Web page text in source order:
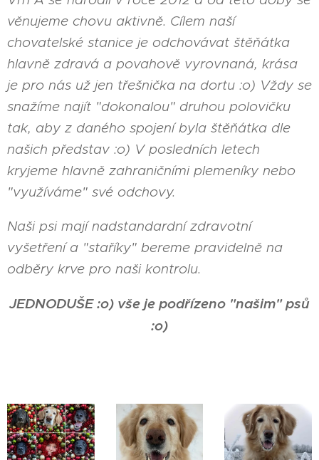
věnujeme chovu aktivně. Cílem naší
chovatelské stanice je odchovávat štěňátka
hlavně zdravá a povahově vyrovnaná, krása
je pro nás už jen třešnička na dortu :o) Vždy se
snažíme najít "dokonalou" druhou polovičku
tak, aby z daného spojení byla štěňátka dle
našich představ :o) V posledních letech
kryjeme hlavně zahraničními plemeníky nebo
"využíváme" své odchovy.
Naši psi mají nadstandardní zdravotní
vyšetření a "staříky" bereme pravidelně na
odběry krve pro naši kontrolu.
JEDNODUŠE :o) vše je podřízeno "našim" psů
:o)